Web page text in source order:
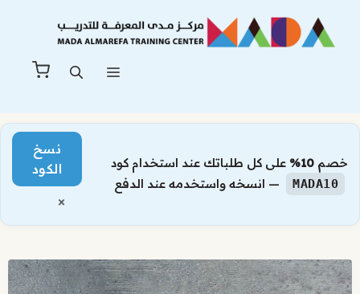
المحتوى
خصم 10% على كل طلباتك عند استخدام كود
MADA10 — انسخه واستخدمه عند الدفع
نسخ
الكود
×